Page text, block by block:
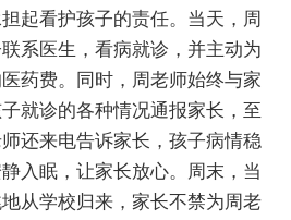
起看护孩子的责任。当天，周
系医生，看病就诊，并主动为
药费。同时，周老师始终与家
就诊的各种情况通报家长，至
还来电告诉家长，孩子病情稳
入眠，让家长放心。周末，当
从学校归来，家长不禁为周老